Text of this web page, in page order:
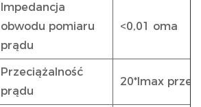
Impedancja
obwodu pomiaru
prądu
<0,01 oma
Przeciążalność
prądu
20*Imax